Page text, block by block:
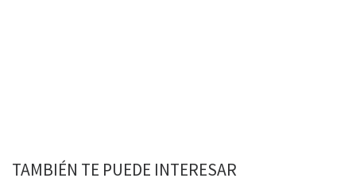
TAMBIÉN TE PUEDE INTERESAR